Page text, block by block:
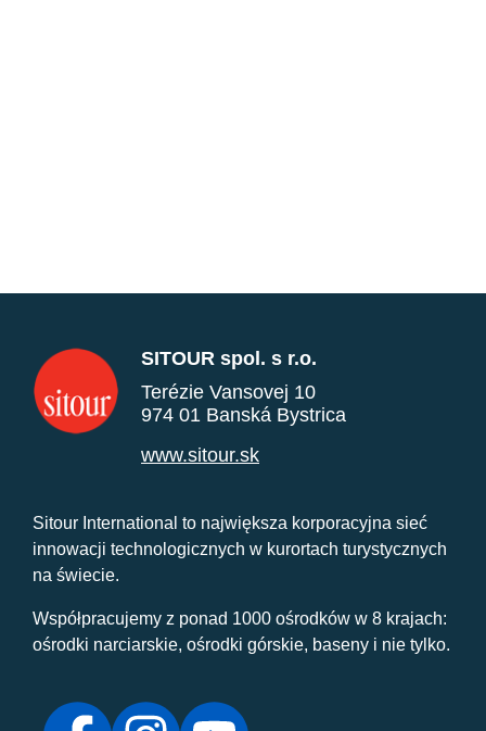
SITOUR spol. s r.o.
Terézie Vansovej 10
974 01 Banská Bystrica
www.sitour.sk
Sitour International to największa korporacyjna sieć
innowacji technologicznych w kurortach turystycznych
na świecie.
Współpracujemy z ponad 1000 ośrodków w 8 krajach:
ośrodki narciarskie, ośrodki górskie, baseny i nie tylko.